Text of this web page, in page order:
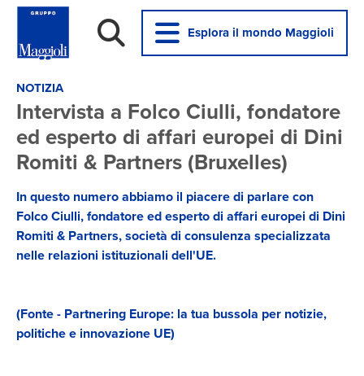
Esplora il mondo Maggioli
NOTIZIA
Intervista a Folco Ciulli, fondatore
ed esperto di affari europei di Dini
Romiti & Partners (Bruxelles)
In questo numero abbiamo il piacere di parlare con
Folco Ciulli, fondatore ed esperto di affari europei di Dini
Romiti & Partners, società di consulenza specializzata
nelle relazioni istituzionali dell'UE.
(Fonte - Partnering Europe: la tua bussola per notizie,
politiche e innovazione UE)